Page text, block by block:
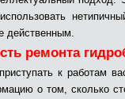
действенным.
ремонта
к работам
о том, сколько